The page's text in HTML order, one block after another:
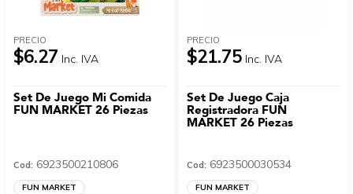
PRECIO
$6.27 Inc. IVA
Set De Juego Mi Comida
FUN MARKET 26 Piezas
Cod: 6923500210806
FUN MARKET
PRECIO
$21.75 Inc. IVA
Set De Juego Caja
Registradora FUN
MARKET 26 Piezas
Cod: 6923500030534
FUN MARKET